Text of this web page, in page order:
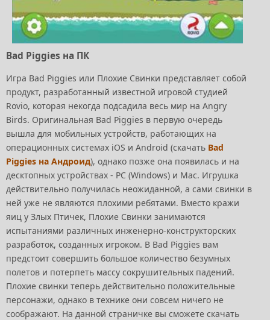
Bad Piggies на ПК
Игра Bad Piggies или Плохие Свинки представляет собой
продукт, разработанный известной игровой студией
Rovio, которая некогда подсадила весь мир на Angry
Birds. Оригинальная Bad Piggies в первую очередь
вышла для мобильных устройств, работающих на
операционных системах iOS и Android (скачать Bad
Piggies на Андроид), однако позже она появилась и на
десктопных устройствах - PC (Windows) и Mac. Игрушка
действительно получилась неожиданной, а сами свинки в
ней уже не являются плохими ребятами. Вместо кражи
яиц у Злых Птичек, Плохие Свинки занимаются
испытаниями различных инженерно-конструкторских
разработок, созданных игроком. В Bad Piggies вам
предстоит совершить большое количество безумных
полетов и потерпеть массу сокрушительных падений.
Плохие свинки теперь действительно положительные
персонажи, однако в технике они совсем ничего не
соображают. На данной страничке вы сможете скачать